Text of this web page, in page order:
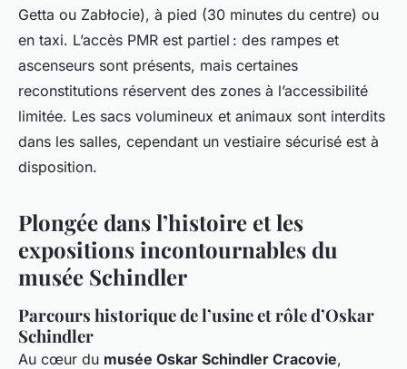
Getta ou Zabłocie), à pied (30 minutes du centre) ou
en taxi. L’accès PMR est partiel : des rampes et
ascenseurs sont présents, mais certaines
reconstitutions réservent des zones à l’accessibilité
limitée. Les sacs volumineux et animaux sont interdits
dans les salles, cependant un vestiaire sécurisé est à
disposition.
Plongée dans l’histoire et les
expositions incontournables du
musée Schindler
Parcours historique de l’usine et rôle d’Oskar
Schindler
Au cœur du musée Oskar Schindler Cracovie,